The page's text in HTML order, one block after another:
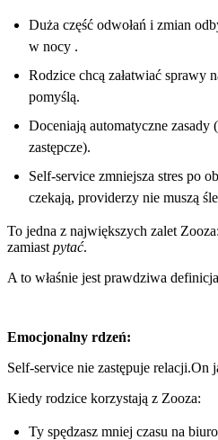
Duża część odwołań i zmian
w nocy .
Rodzice chcą załatwiać sprawy
pomyślą.
Doceniają automatyczne zasady
zastępcze).
Self-service zmniejsza stres po
czekają, providerzy nie muszą
To jedna z największych zalet
zamiast pytać.
A to właśnie jest prawdziwa
Emocjonalny rdzeń:
Self-service nie zastępuje relacji.On
Kiedy rodzice korzystają z Zooza:
Ty spędzasz mniej czasu na